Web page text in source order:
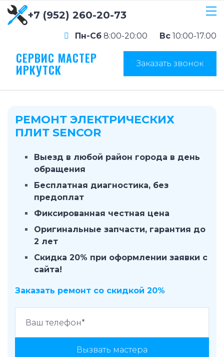
+7 (952) 260-20-73
Пн-Сб 8:00-20:00 Вс 10:00-17.00
СЕРВИС МАСТЕР
ИРКУТСК Заказать звонок
РЕМОНТ ЭЛЕКТРИЧЕСКИХ
ПЛИТ SENCOR
Выезд в любой район города в день
обращения
Бесплатная диагностика, без
предоплат
Фиксированная честная цена
Оригинальные запчасти, гарантия до
2 лет
Скидка 20% при оформлении заявки с
сайта!
Заказать ремонт со скидкой 20%
Вызвать мастера